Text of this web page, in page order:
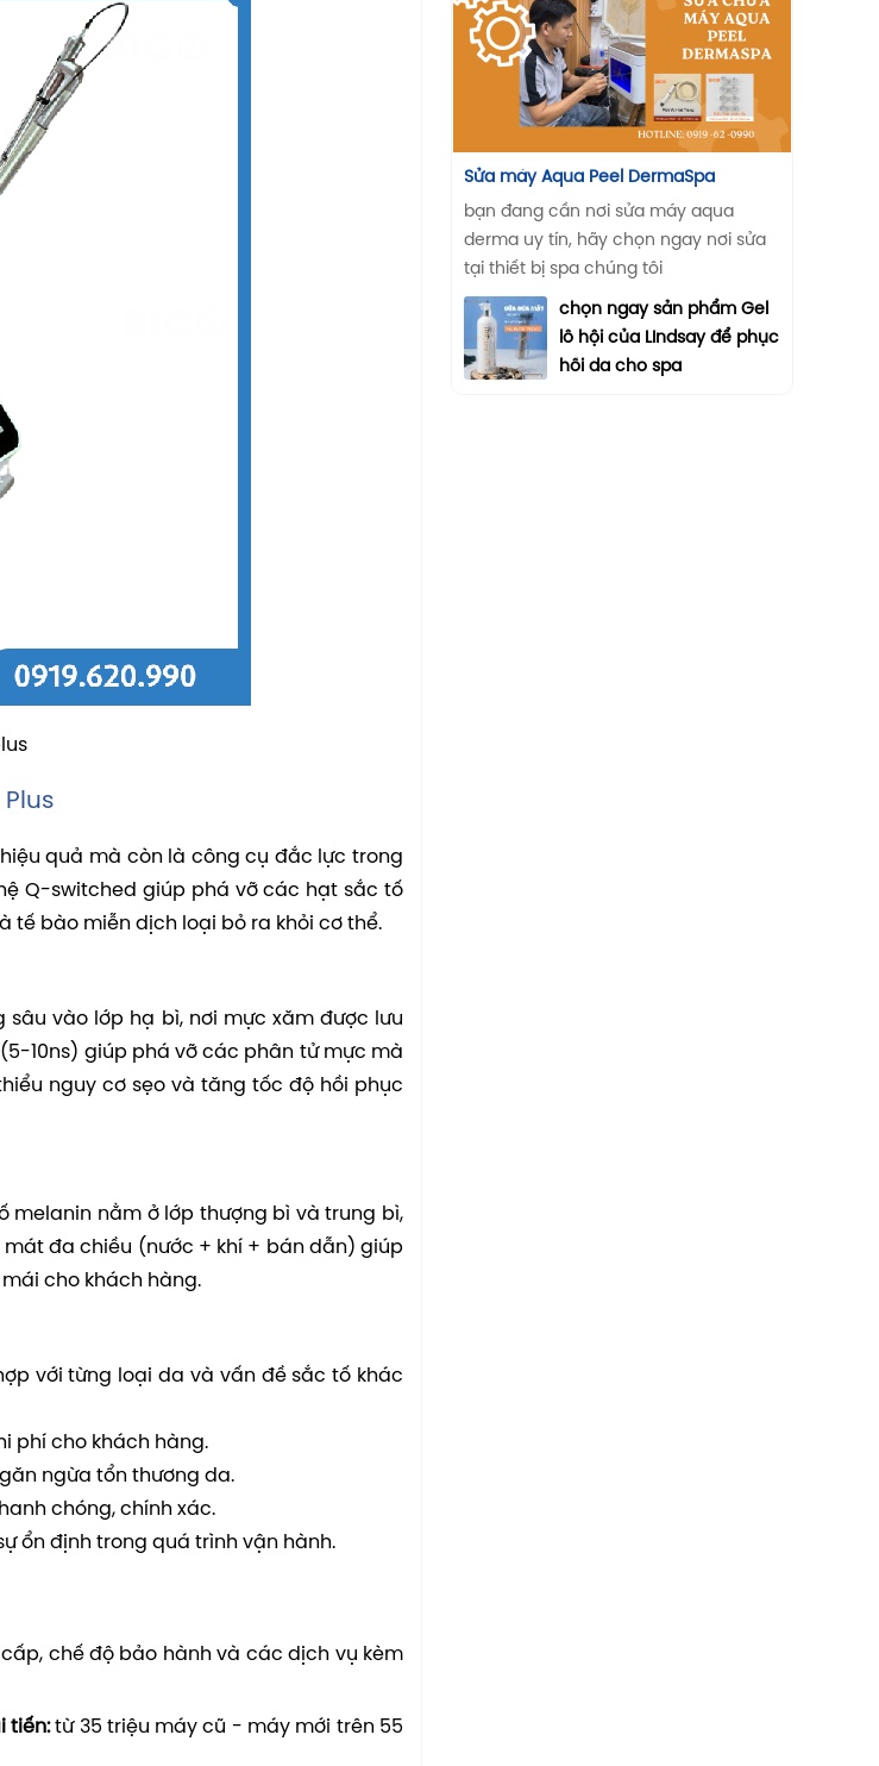
quả mà còn là công cụ đắc lực trong
Q-switched giúp phá vỡ các hạt sắc tố
tế bào miễn dịch loại bỏ ra khỏi cơ thể.
sâu vào lớp hạ bì, nơi mực xăm được lưu
10ns) giúp phá vỡ các phân tử mực mà
nguy cơ sẹo và tăng tốc độ hồi phục
melanin nằm ở lớp thượng bì và trung bì,
đa chiều (nước + khí + bán dẫn) giúp
cho khách hàng.
với từng loại da và vấn đề sắc tố khác
phí cho khách hàng.
ngừa tổn thương da.
chóng, chính xác.
ổn định trong quá trình vận hành.
chế độ bảo hành và các dịch vụ kèm
tiến:từ 35 triệu máy cũ - máy mới trên 55
Sửa máy Aqua Peel DermaSpa
bạn đang cần nơi sửa máy aqua
derma uy tín, hãy chọn ngay nơi sửa
tại thiết bị spa chúng tôi
chọn ngay sản phẩm Gel
lô hội của LIndsay để phục
hồi da cho spa